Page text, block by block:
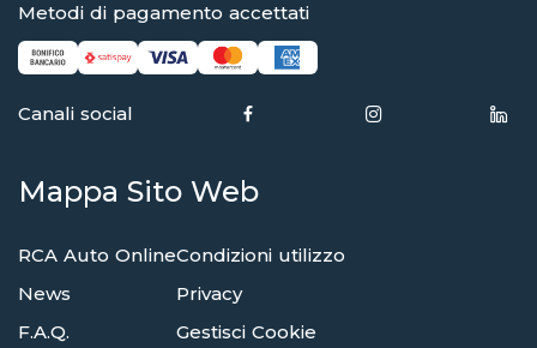
Metodi di pagamento accettati
Canali social
Mappa Sito Web
RCA Auto Online
News
F.A.Q.
Condizioni utilizzo
Privacy
Gestisci Cookie